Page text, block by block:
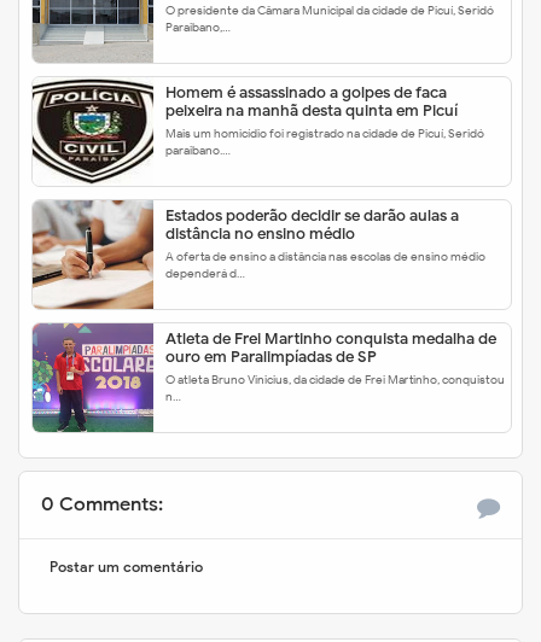
O presidente da Câmara Municipal da cidade de Picuí, Seridó
Paraibano,…
Homem é assassinado a golpes de faca
peixeira na manhã desta quinta em Picuí
Mais um homicídio foi registrado na cidade de Picuí, Seridó
paraibano.…
Estados poderão decidir se darão aulas a
distância no ensino médio
A oferta de ensino a distância nas escolas de ensino médio
dependerá d…
Atleta de Frei Martinho conquista medalha de
ouro em Paralimpíadas de SP
O atleta Bruno Vinicius, da cidade de Frei Martinho, conquistou
n…
0 Comments:
Postar um comentário